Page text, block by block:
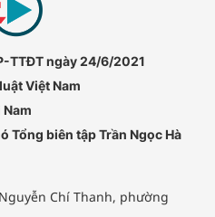
TTĐT ngày 24/6/2021
Việt Nam
Tổng biên tập Trần Ngọc Hà
Chí Thanh, phường